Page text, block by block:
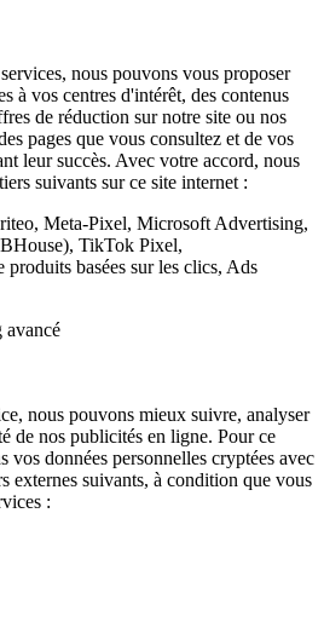
nous pouvons vous proposer
à vos centres d'intérêt, des contenus
de réduction sur notre site ou nos
pages que vous consultez et de vos
leur succès. Avec votre accord, nous
suivants sur ce site internet :
Meta-Pixel, Microsoft Advertising,
TikTok Pixel,
produits basées sur les clics, Ads
avancé
nous pouvons mieux suivre, analyser
de nos publicités en ligne. Pour ce
vos données personnelles cryptées avec
externes suivants, à condition que vous
: